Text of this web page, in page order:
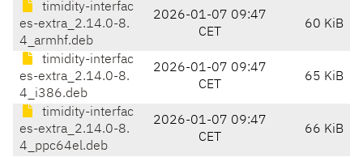
timidity-interfac
es-extra_2.14.0-8.
4_armhf.deb
2026-01-07 09:47
CET
60 KiB
timidity-interfac
es-extra_2.14.0-8.
4_i386.deb
2026-01-07 09:47
CET
65 KiB
timidity-interfac
es-extra_2.14.0-8.
4_ppc64el.deb
2026-01-07 09:47
CET
66 KiB